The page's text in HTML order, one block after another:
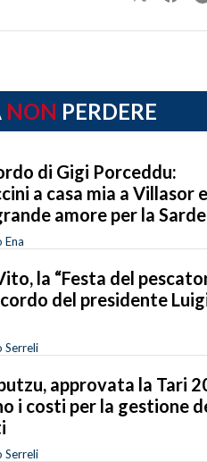
NON PERDERE
di Gigi Porceddu:
a casa mia a Villasor
amore per la
Ena
la “Festa del
del presidente
Serreli
approvata la Tari
i costi per la gestione
Serreli